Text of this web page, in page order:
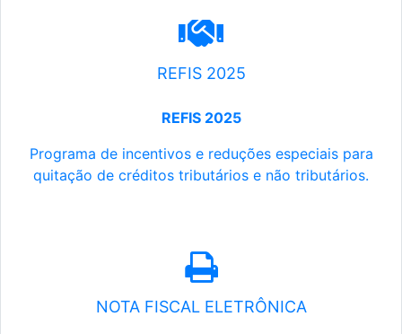
REFIS 2025
REFIS 2025
Programa de incentivos e reduções especiais para
quitação de créditos tributários e não tributários.
NOTA FISCAL ELETRÔNICA